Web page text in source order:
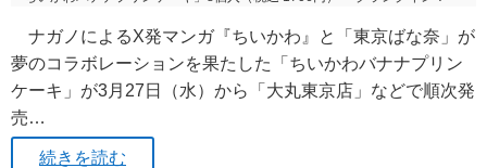
ナガノによるX発マンガ『ちいかわ』と「東京ばな奈」が
夢のコラボレーションを果たした「ちいかわバナナプリン
ケーキ」が3月27日（水）から「大丸東京店」などで順次発
売…
続きを読む